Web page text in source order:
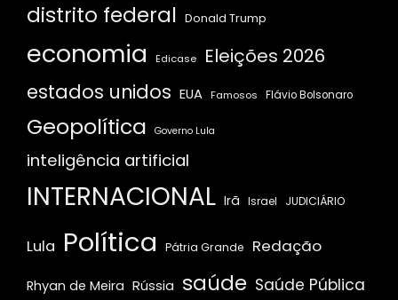
distrito federal Donald Trump
economia Edicase Eleições 2026
estados unidos EUA Famosos Flávio Bolsonaro
Geopolítica Governo Lula
inteligência artificial
INTERNACIONAL Irã Israel JUDICIÁRIO
Lula Política Pátria Grande Redação
Rhyan de Meira Rússia saúde Saúde Pública